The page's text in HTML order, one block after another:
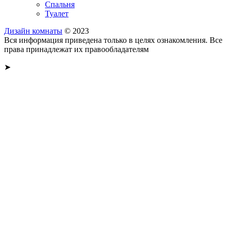
Спальня
Туалет
Дизайн комнаты © 2023
Вся информация приведена только в целях ознакомления. Все
права принадлежат их правообладателям
➤